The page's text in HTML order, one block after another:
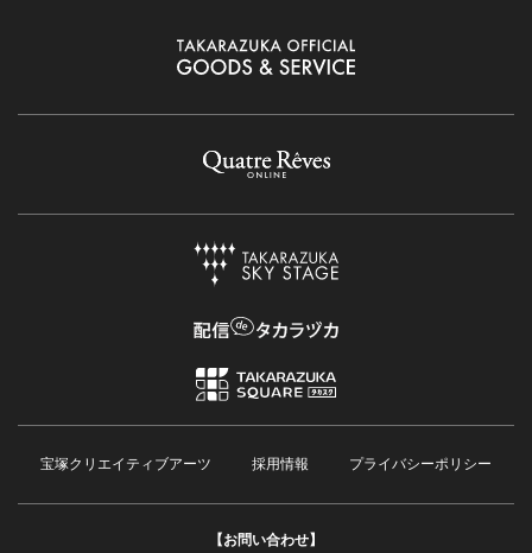
宝塚クリエイティブアーツ 採用情報 プライバシーポリシー
【お問い合わせ】